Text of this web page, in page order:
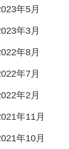
年5月
年3月
年8月
年7月
年2月
年11月
年10月